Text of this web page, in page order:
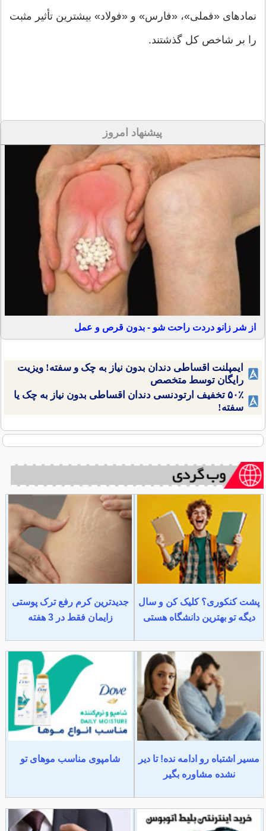
نمادهای «فملی»، «فارس» و «فولاد» بیشترین تأثیر مثبت
را بر شاخص کل گذشتند.
پیشنهاد امروز
از شر زانو دردت راحت شو - بدون قرص و عمل
ایمپلنت اقساطی دندان بدون نیاز به چک و سفته! ویزیت
رایگان توسط متخصص
۵۰٪ تخفیف ارتودنسی دندان اقساطی بدون نیاز به چک یا
سفته!
پشت کنکوری؟ کلیک کن و سال
دیگه تو بهترین دانشگاه هستی
جدیدترین کرم رفع ترک پوستی
زایمان فقط در 3 هفته
مسیر اشتباه رو ادامه نده! تا دیر
نشده مشاوره بگیر
شامپوی مناسب موهای تو